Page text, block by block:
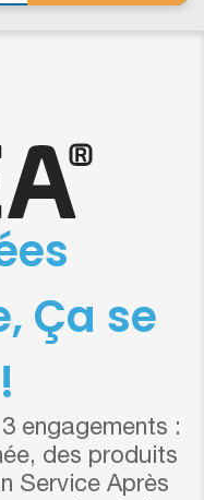
Ça se
engagements :
des produits
Service Après